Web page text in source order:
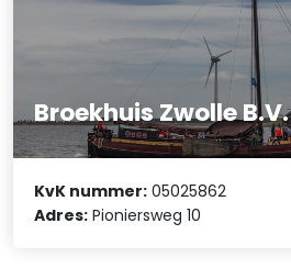
Broekhuis Zwolle B.V.
KvK nummer: 05025862
Adres: Pioniersweg 10